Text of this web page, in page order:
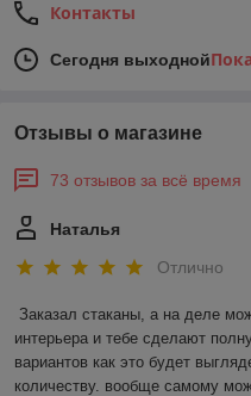
Контакты
Сегодня выходной
Отзывы о магазине
73 отзывов за всё время
Наталья
Отлично
Заказал стаканы, а на деле
интерьера и тебе сделают
вариантов как это будет
количеству. вообще самому